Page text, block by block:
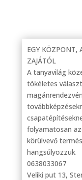
EGY KÖZPONT,
ZAJÁTÓL
A tanyavilág
tökéletes
folyamatosan
körülvevő
hangsúlyozzuk.
0638033067
Veliki put 13,